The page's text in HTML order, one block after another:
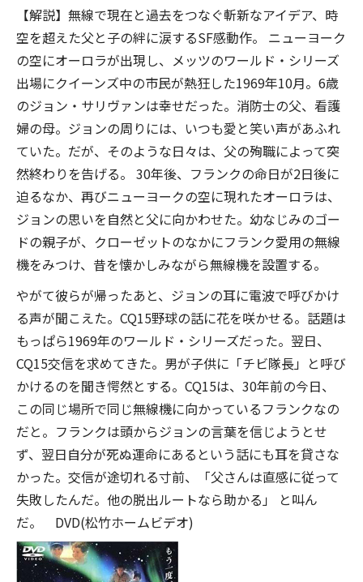
【解説】無線で現在と過去をつなぐ斬新なアイデア、時
空を超えた父と子の絆に涙するSF感動作。 ニューヨーク
の空にオーロラが出現し、メッツのワールド・シリーズ
出場にクイーンズ中の市民が熱狂した1969年10月。6歳
のジョン・サリヴァンは幸せだった。消防士の父、看護
婦の母。ジョンの周りには、いつも愛と笑い声があふれ
ていた。だが、そのような日々は、父の殉職によって突
然終わりを告げる。 30年後、フランクの命日が2日後に
迫るなか、再びニューヨークの空に現れたオーロラは、
ジョンの思いを自然と父に向かわせた。幼なじみのゴー
ドの親子が、クローゼットのなかにフランク愛用の無線
機をみつけ、昔を懐かしみながら無線機を設置する。
やがて彼らが帰ったあと、ジョンの耳に電波で呼びかけ
る声が聞こえた。CQ15野球の話に花を咲かせる。話題は
もっぱら1969年のワールド・シリーズだった。翌日、
CQ15交信を求めてきた。男が子供に「チビ隊長」と呼び
かけるのを聞き愕然とする。CQ15は、30年前の今日、
この同じ場所で同じ無線機に向かっているフランクなの
だと。フランクは頭からジョンの言葉を信じようとせ
ず、翌日自分が死ぬ運命にあるという話にも耳を貸さな
かった。交信が途切れる寸前、「父さんは直感に従って
失敗したんだ。他の脱出ルートなら助かる」 と叫ん
だ。 DVD(松竹ホームビデオ)